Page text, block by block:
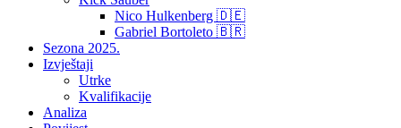
Nico Hulkenberg 🇩🇪
Gabriel Bortoleto 🇧🇷
Sezona 2025.
Izvještaji
Utrke
Kvalifikacije
Analiza